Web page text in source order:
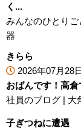
く...
みんなのひとりご
器
きらら
2026年07月28
おばんです！高
社員のブログ | 大
子ぎつねに遭遇